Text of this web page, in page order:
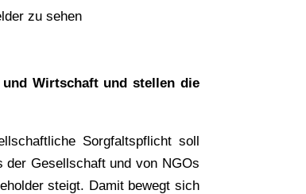
Wirtschaft und stellen die
Sorgfaltspflicht soll
der Gesellschaft und von NGOs
steigt. Damit bewegt sich